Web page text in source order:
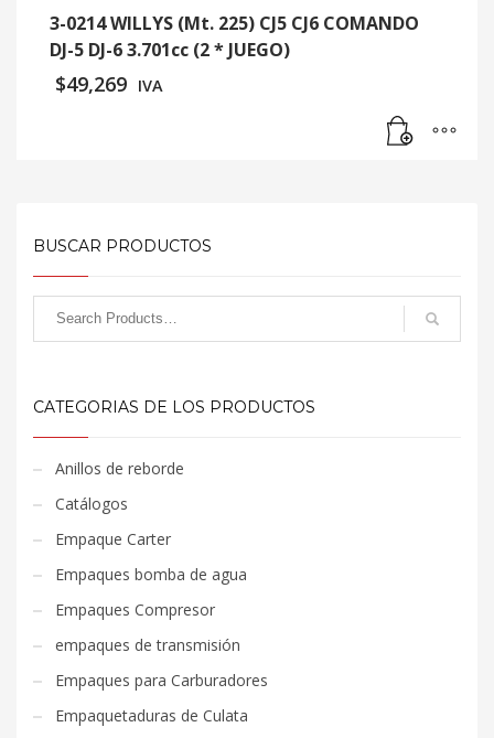
3-0214 WILLYS (Mt. 225) CJ5 CJ6 COMANDO
DJ-5 DJ-6 3.701cc (2 * JUEGO)
$49,269 IVA
BUSCAR PRODUCTOS
CATEGORIAS DE LOS PRODUCTOS
Anillos de reborde
Catálogos
Empaque Carter
Empaques bomba de agua
Empaques Compresor
empaques de transmisión
Empaques para Carburadores
Empaquetaduras de Culata